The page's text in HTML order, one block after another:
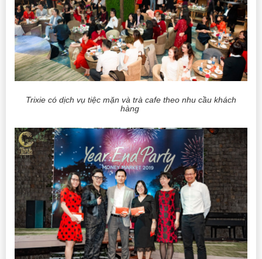
Trixie có dịch vụ tiệc mặn và trà cafe theo nhu cầu khách
hàng